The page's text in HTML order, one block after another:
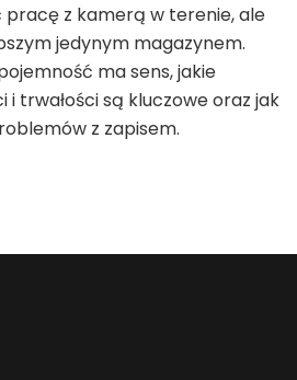
pracę z kamerą w terenie, ale
jedynym magazynem.
ma sens, jakie
trwałości są kluczowe oraz jak
z zapisem.